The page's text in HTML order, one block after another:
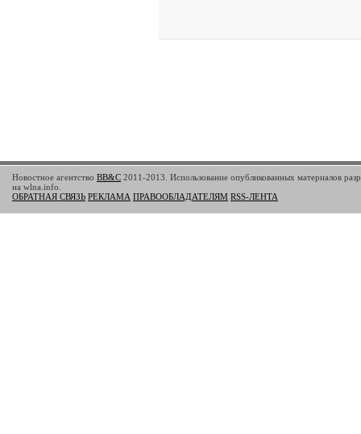
Новостное агентство BB&C 2011-2013. Использование опубликованных материалов
на wlna.info.
ОБРАТНАЯ СВЯЗЬ РЕКЛАМА ПРАВООБЛАДАТЕЛЯМ RSS-ЛЕНТА